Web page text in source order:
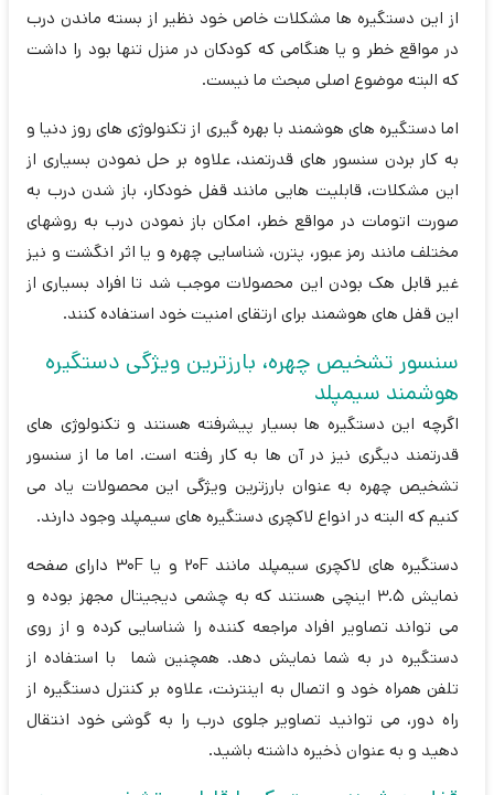
از این دستگیره ها مشکلات خاص خود نظیر از بسته ماندن درب
در مواقع خطر و یا هنگامی که کودکان در منزل تنها بود را داشت
که البته موضوع اصلی مبحث ما نیست.
اما دستگیره های هوشمند با بهره گیری از تکنولوژی های روز دنیا و
به کار بردن سنسور های قدرتمند، علاوه بر حل نمودن بسیاری از
این مشکلات، قابلیت هایی مانند قفل خودکار، باز شدن درب به
صورت اتومات در مواقع خطر، امکان باز نمودن درب به روشهای
مختلف مانند رمز عبور، پترن، شناسایی چهره و یا اثر انگشت و نیز
غیر قابل هک بودن این محصولات موجب شد تا افراد بسیاری از
این قفل های هوشمند برای ارتقای امنیت خود استفاده کنند.
سنسور تشخیص چهره، بارزترین ویژگی دستگیره
هوشمند سیمپلد
اگرچه این دستگیره ها بسیار پیشرفته هستند و تکنولوژی های
قدرتمند دیگری نیز در آن ها به کار رفته است. اما ما از سنسور
تشخیص چهره به عنوان بارزترین ویژگی این محصولات یاد می
کنیم که البته در انواع لاکچری دستگیره های سیمپلد وجود دارند.
دستگیره های لاکچری سیمپلد مانند 20F و یا 30F دارای صفحه
نمایش 3.5 اینچی هستند که به چشمی دیجیتال مجهز بوده و
می تواند تصاویر افراد مراجعه کننده را شناسایی کرده و از روی
دستگیره در به شما نمایش دهد. همچنین شما با استفاده از
تلفن همراه خود و اتصال به اینترنت، علاوه بر کنترل دستگیره از
راه دور، می توانید تصاویر جلوی درب را به گوشی خود انتقال
دهید و به عنوان ذخیره داشته باشید.